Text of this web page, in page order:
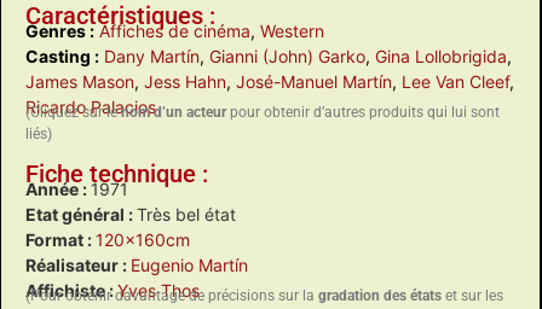
Caractéristiques :
Genres : Affiches de cinéma, Western
Casting : Dany Martín, Gianni (John) Garko, Gina Lollobrigida,
James Mason, Jess Hahn, José-Manuel Martín, Lee Van Cleef,
Ricardo Palacios
(Cliquez sur lenom d’un acteurpour obtenir d’autres produits qui lui sont
liés)
Fiche technique :
Année : 1971
Etat général :Très bel état
Format :120x160cm
Réalisateur : Eugenio Martín
Affichiste :Yves Thos
(Pour obtenir davantage de précisions sur la gradation des états et sur les